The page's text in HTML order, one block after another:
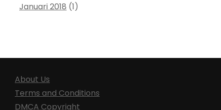
Januari 2018 (1)
About Us
Terms and Conditions
DMCA Copyright